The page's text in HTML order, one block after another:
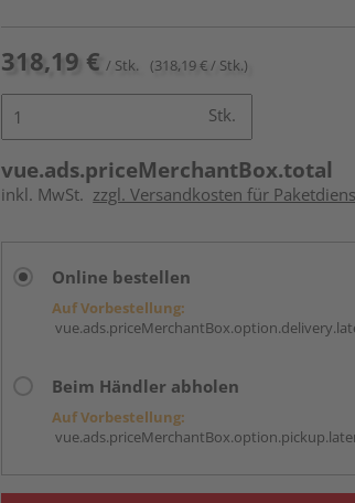
318,19 € / Stk. (318,19 € / Stk.)
Stk.
vue.ads.priceMerchantBox.total
inkl. MwSt. zzgl. Versandkosten für
Online bestellen
Auf Vorbestellung:
Beim Händler abholen
Auf Vorbestellung: